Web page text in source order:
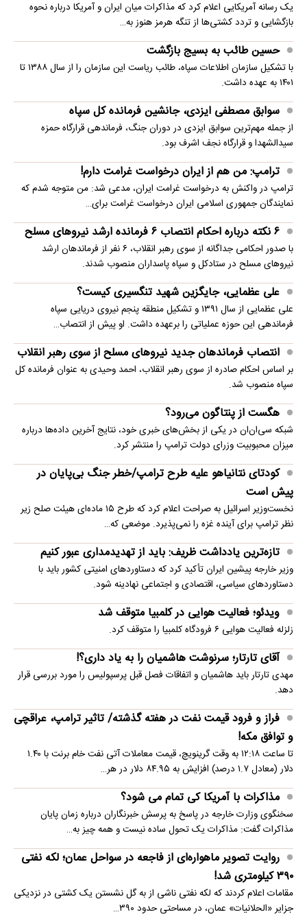
یک رسانه آمریکایی اعلام کرد که مذاکرات میان ایران و آمریکا درباره نحوه
بازگشایی و تردد کشتی‌ها از تنگه هرمز هنوز به…
حسین طائب به بسیج بازگشت
با تشکیل سازمان اطلاعات سپاه، طائب ریاست این سازمان را از سال ۱۳۸۸ تا
۱۴۰۱ به عهده داشت.
سوابق مصطفی ایزدی، جانشین فرمانده کل سپاه
از جمله مهم‌ترین سوابق ایزدی در دوران جنگ، فرماندهی قرارگاه حمزه
سیدالشهدا و قرارگاه نجف اشرف بود.
ترامپ: من هم از ایران درخواست غرامت دارم!
ترامپ در واکنش به درخواست غرامت ایران، مدعی شد: من متوجه شدم که
نمایندگان جمهوری اسلامی ایران درخواست غرامت برای…
۶ نکته درباره احکام انتصاب ۶ فرمانده ارشد نیروهای مسلح
با صدور احکامی جداگانه از سوی رهبر انقلاب، ۶ نفر از فرماندهان ارشد
نیروهای مسلح در ستادکل و سپاه پاسداران منصوب شدند.
علی عظمایی، جایگزین شهید تنگسیری کیست؟
علی عظمایی از سال ۱۳۹۱ و تشکیل منطقه پنجم نیروی دریایی سپاه
فرماندهی این حوزه عملیاتی را برعهده داشت. او پیش از انتصاب…
انتصاب فرماندهان جدید نیروهای مسلح از سوی رهبر انقلاب
بر اساس احکام صادره از سوی رهبر انقلاب، احمد وحیدی به عنوان فرمانده کل
سپاه منصوب شد.
هگست از پنتاگون می‌رود؟
شبکه سی‌ان‌ان در یکی از بخش‌های خبری خود، نتایج آخرین داده‌ها درباره
میزان محبوبیت وزرای دولت ترامپ را منتشر کرد.
کودتای نتانیاهو علیه طرح ترامپ/خطر جنگ بی‌پایان در
پیش است
نخست‌وزیر اسرائیل به صراحت اعلام کرد که طرح ۱۵ ماده‌ای هیئت صلح زیر
نظر ترامپ برای آینده غزه را نمی‌پذیرد. موضعی که…
تازه‌ترین یادداشت ظریف: باید از تهدیدمداری عبور کنیم
وزیر خارجه پیشین ایران تأکید کرد که دستاوردهای امنیتی کشور باید با
دستاوردهای سیاسی، اقتصادی و اجتماعی نهادینه شود.
ویدئو؛ فعالیت هوایی در کلمبیا متوقف شد
زلزله فعالیت هوایی ۶ فرودگاه کلمبیا را متوقف کرد.
آقای تارتار؛ سرنوشت هاشمیان را به یاد داری؟!
مهدی تارتار باید هاشمیان و اتفاقات فصل قبل پرسپولیس را مورد بررسی قرار
دهد.
فراز و فرود قیمت نفت در هفته گذشته/ تاثیر ترامپ، عراقچی
و توافق مکه!
تا ساعت ۱۲:۱۸ به وقت گرینویچ، قیمت معاملات آتی نفت خام برنت با ۱.۴۰
دلار (معادل ۱.۷ درصد) افزایش به ۸۴.۹۵ دلار در هر…
مذاکرات با آمریکا کی تمام می شود؟
سخنگوی وزارت خارجه در پاسخ به پرسش خبرنگاران درباره زمان پایان
مذاکرات گفت: مذاکرات یک تحول ساده نیست و همه چیز به…
روایت تصویر ماهواره‌ای از فاجعه در سواحل عمان؛ لکه نفتی
۳۹۰ کیلومتری شد!
مقامات اعلام کردند که لکه نفتی ناشی از به گل نشستن یک کشتی در نزدیکی
جزایر «الحلانیات» عمان، در مساحتی حدود ۳۹۰…